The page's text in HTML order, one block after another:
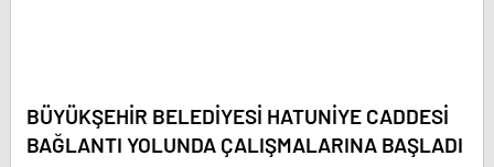
BÜYÜKŞEHİR BELEDİYESİ HATUNİYE CADDESİ
BAĞLANTI YOLUNDA ÇALIŞMALARINA BAŞLADI